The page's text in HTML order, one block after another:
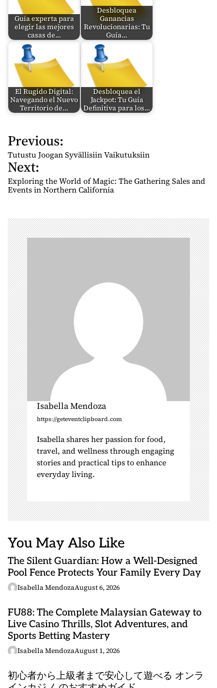
Guía experta para
elegir las mejores
casas de…
Desbloquea
Ganancias
Revolucionarias: Tu
Guía…
El Rugido Digital:
Navegando el Nuevo
Territorio de…
Desbloquea el
Jackpot: Tu Guía
Definitiva para los…
P
o
s
t
n
v
i
g
a
t
i
o
n
Previous:
Tutustu Joogan Syvällisiin Vaikutuksiin
Next:
Exploring the World of Magic: The Gathering Sales and
Events in Northern California
Isabella Mendoza
https://geteventclipboard.com
Isabella shares her passion for food,
travel, and wellness through engaging
stories and practical tips to enhance
everyday living.
You May Also Like
The Silent Guardian: How a Well-Designed
Pool Fence Protects Your Family Every Day
Isabella MendozaAugust 6, 2026
FU88: The Complete Malaysian Gateway to
Live Casino Thrills, Slot Adventures, and
Sports Betting Mastery
Isabella MendozaAugust 1, 2026
初心者から上級者まで安心して遊べる オンラ